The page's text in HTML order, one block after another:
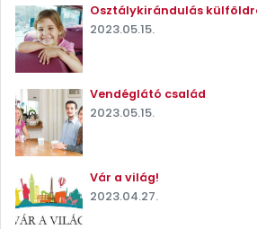
Osztálykirándulás
2023.05.15.
Vendéglátó család
2023.05.15.
Vár a világ!
2023.04.27.